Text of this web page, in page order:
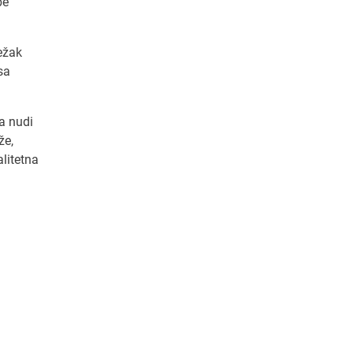
nudi